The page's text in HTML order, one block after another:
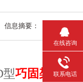
信息摘要： .可以根据客
型巧固架
在线咨询
联系电话